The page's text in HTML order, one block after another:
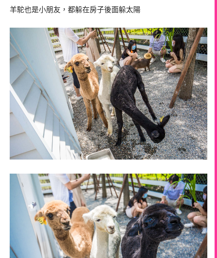
羊駝也是小朋友，都躲在房子後面躲太陽